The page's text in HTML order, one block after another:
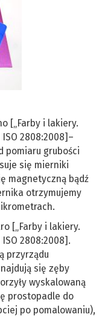
[„Farby i lakiery.
2808:2008]–
pomiaru grubości
się mierniki
magnetyczną bądź
otrzymujemy
[„Farby i lakiery.
2808:2008].
przyrządu
się zęby
wyskalowaną
prostopadle do
po pomalowaniu),